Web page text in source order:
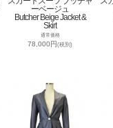
ーベージュ
Butcher Beige Jacket &
Skirt
通常価格
78,000円(税別)